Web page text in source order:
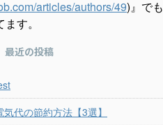
articles/authors/49)』で
ます。
最近の投稿
気代の節約方法【3選】